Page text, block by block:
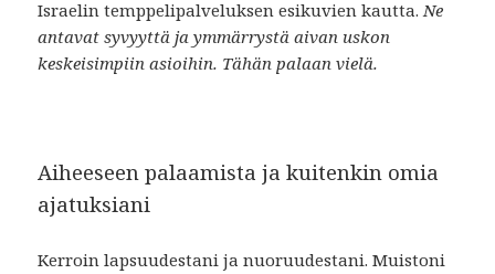
Israelin temppelipalveluksen esikuvien kautta.Ne
antavat syvyyttä ja ymmärrystä aivan uskon
keskeisimpiinasioihin. Tähän palaan vielä.
Aiheeseen palaamista ja kuitenkin omia
ajatuksiani
Kerroin lapsuudestani ja nuoruudestani. Muistoni